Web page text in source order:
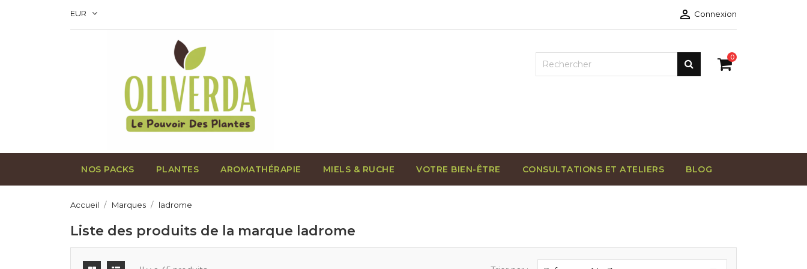
EUR  Connexion
0
NOS PACKS PLANTES AROMATHÉRAPIE MIELS & RUCHE VOTRE BIEN-ÊTRE CONSULTATIONS ET ATELIERS BLOG
Accueil Marques ladrome
Liste des produits de la marque ladrome